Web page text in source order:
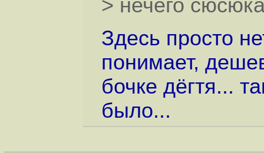
> нечего
Здесь просто
понимает,
бочке дёгтя...
было...